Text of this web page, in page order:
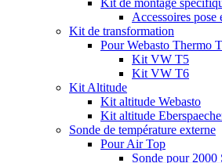
Kit de montage
Accessoires
Kit de transformation
Pour Webasto Thermo
Kit VW T5
Kit VW T6
Kit Altitude
Kit altitude Webasto
Kit altitude
Sonde de température externe
Pour Air Top
Sonde pour 2000